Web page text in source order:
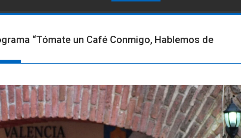
“Tómate un Café Conmigo, Hablemos de